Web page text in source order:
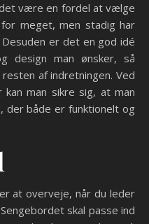
være en fordel at vælge
meget, men stadig har
er det en god idé
design man ønsker, så
af indretningen. Ved
man sikre sig, at man
både er funktionelt og
at overveje, når du leder
skal passe ind